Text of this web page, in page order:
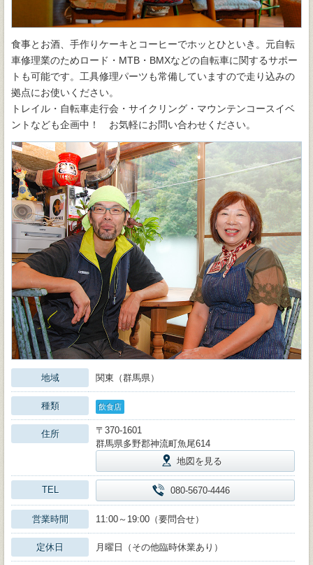
食事とお酒、手作りケーキとコーヒーでホッとひといき。元自転
車修理業のためロード・MTB・BMXなどの自転車に関するサポー
トも可能です。工具修理パーツも常備していますので走り込みの
拠点にお使いください。
トレイル・自転車走行会・サイクリング・マウンテンコースイベ
ントなども企画中！ お気軽にお問い合わせください。
地域 関東（群馬県）
種類 飲食店
住所
〒370-1601
群馬県多野郡神流町魚尾614
地図を見る
TEL 080-5670-4446
営業時間 11:00～19:00（要問合せ）
定休日 月曜日（その他臨時休業あり）